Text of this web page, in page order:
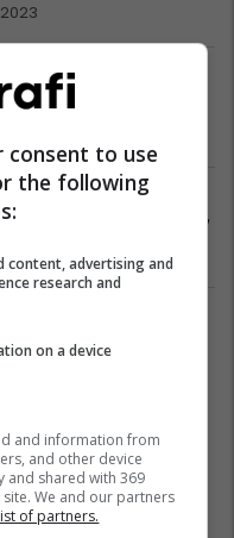
paralajmëron
me Cricket "Maria"
me Cricket “Harroj”
consent to use
the following
content, advertising and
research and
on a device
and information from
and other device
and shared with 369
We and our partners
of partners.